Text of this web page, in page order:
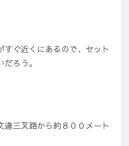
すぐ近くにあるので、セット
ろう。
違三叉路から約８００メート